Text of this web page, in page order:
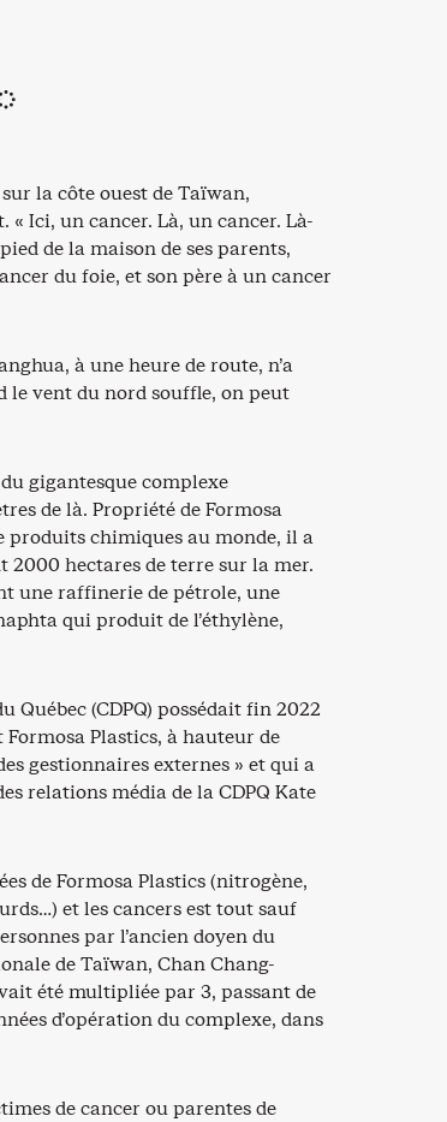
la côte ouest de Taïwan,
Ici, un cancer. Là, un cancer. Là-
de la maison de ses parents,
du foie, et son père à un cancer
à une heure de route, n’a
le vent du nord souffle, on peut
gigantesque complexe
de là. Propriété de Formosa
produits chimiques au monde, il a
2000 hectares de terre sur la mer.
une raffinerie de pétrole, une
qui produit de l’éthylène,
Québec (CDPQ) possédait fin 2022
Plastics, à hauteur de
gestionnaires externes » et qui a
relations média de la CDPQ Kate
de Formosa Plastics (nitrogène,
et les cancers est tout sauf
par l’ancien doyen du
de Taïwan, Chan Chang-
été multipliée par 3, passant de
d’opération du complexe, dans
de cancer ou parentes de